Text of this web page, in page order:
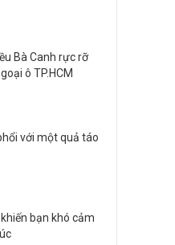
Bà Canh rực rỡ
ô TP.HCM
với một quả táo
khiến bạn khó cảm